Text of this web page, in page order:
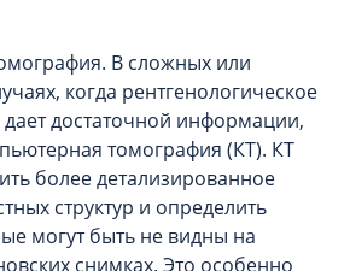
В сложных или
когда рентгенологическое
достаточной информации,
томография (КТ). КТ
более детализированное
структур и определить
могут быть не видны на
снимках. Это особенно